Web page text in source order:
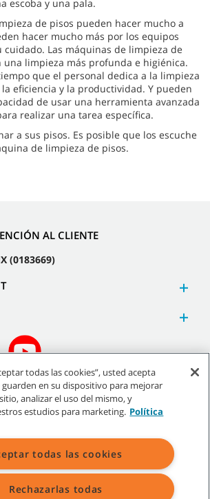
escoba y una pala.
de pisos pueden hacer mucho a
hacer mucho más por los equipos
cuidado. Las máquinas de limpieza de
una limpieza más profunda e higiénica.
que el personal dedica a la limpieza
eficiencia y la productividad. Y pueden
de usar una herramienta avanzada
realizar una tarea específica.
a sus pisos. Es posible que los escuche
de limpieza de pisos.
AL CLIENTE
(0183669)
Todos los derechos reservados.
|Políticas generales|Términos de uso
Términos de venta
todas las cookies”, usted acepta
guarden en su dispositivo para mejorar
analizar el uso del mismo, y
estudios para marketing. Política
todas las cookies
Rechazarlas todas